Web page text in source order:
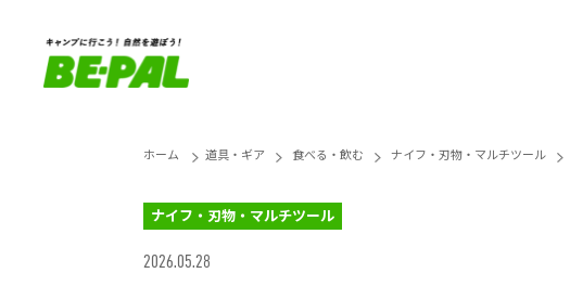
ホーム 道具・ギア 食べる・飲む ナイフ・刃物・マルチツール
ナイフ・刃物・マルチツール
2026.05.28